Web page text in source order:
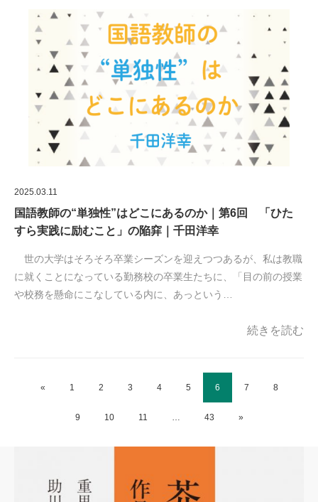
2025.03.11
国語教師の“単独性”はどこにあるのか｜第6回 「ひた
すら実践に励むこと」の陥穽｜千田洋幸
世の大学はそろそろ卒業シーズンを迎えつつあるが、私は教職
に就くことになっている勤務校の卒業生たちに、「目の前の授業
や校務を懸命にこなしている内に、あっという…
続きを読む
« 1 2 3 4 5 6 7 8
9 10 11 … 43 »